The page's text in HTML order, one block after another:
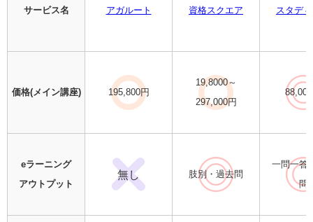
サービス名 アガルート 資格スクエア スタデ
価格(メイン講座) 195,800円
19,8000～
297,000円
eラーニング
アウトプット
無し 肢別・過去問
一問一答
問